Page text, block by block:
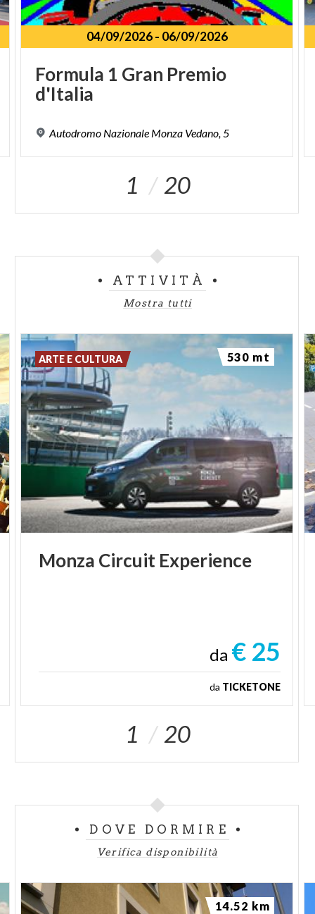
04/09/2026- 06/09/2026
Formula 1 Gran Premio
d'Italia
Autodromo Nazionale Monza Vedano, 5
1 20
ATTIVITÀ
Mostra tutti
Monza Circuit Experience
da € 25
da TICKETONE
ARTE E CULTURA 530 mt
1 20
DOVE DORMIRE
Verifica disponibilità
14.52 km